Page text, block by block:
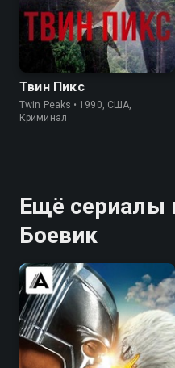
8.4 8.7
Твин Пикс
Twin Peaks • 1990, США,
Криминал
Ещё сериалы
Боевик